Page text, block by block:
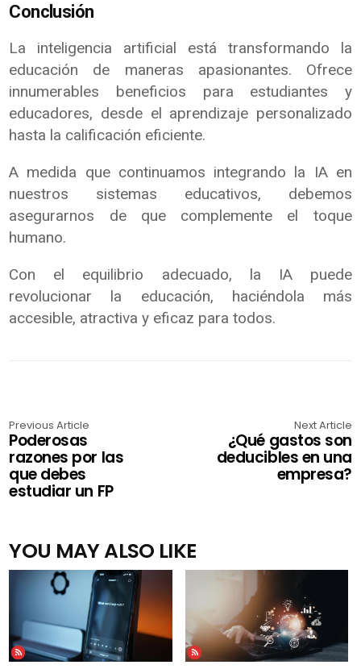
Conclusión
La inteligencia artificial está transformando la
educación de maneras apasionantes. Ofrece
innumerables beneficios para estudiantes y
educadores, desde el aprendizaje personalizado
hasta la calificación eficiente.
A medida que continuamos integrando la IA en
nuestros sistemas educativos, debemos
asegurarnos de que complemente el toque
humano.
Con el equilibrio adecuado, la IA puede
revolucionar la educación, haciéndola más
accesible, atractiva y eficaz para todos.
Previous Article
Poderosas
razones por las
que debes
estudiar un FP
Next Article
¿Qué gastos son
deducibles en una
empresa?
YOU MAY ALSO LIKE